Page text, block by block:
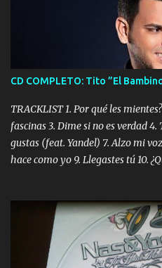
CD COMPLETO: Tito ”El
TRACKLIST 1. Por qué les
fascinas 3. Dime si no es verdad
gustas (feat. Yandel) 7. Alzo mi
hace como yo 9. Llegastes tú 10.
Digital Booklet – Invicto
Album proposto al massimo
AAC M4A; comprato su iTunes e
download. REGGAETON ITALIA